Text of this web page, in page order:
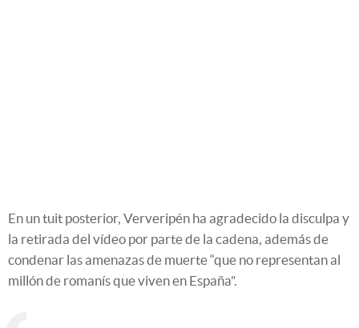
En un tuit posterior, Ververipén ha agradecido la disculpa y
la retirada del vídeo por parte de la cadena, además de
condenar las amenazas de muerte “que no representan al
millón de romanís que viven en España”.